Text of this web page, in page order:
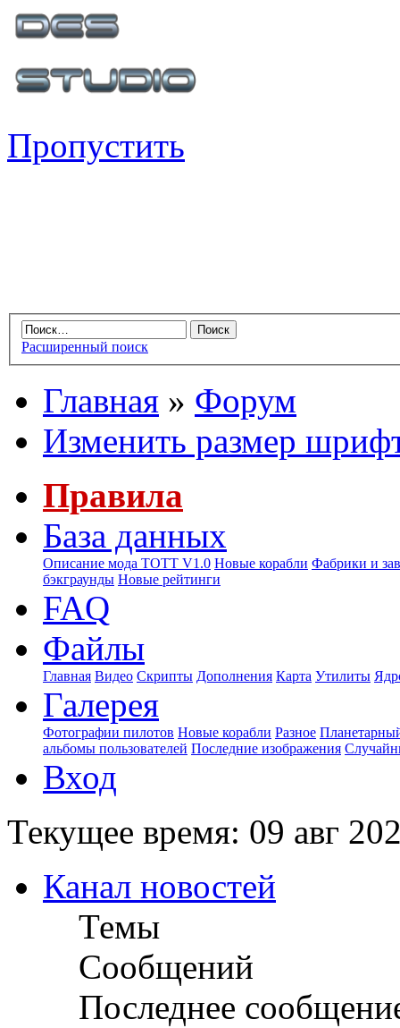
Пропустить
Расширенный поиск
Главная » Форум
Изменить размер
Правила
База данных
Описание мода ТОТТ V1.0 Новые корабли Фабрики и
бэкграунды Новые рейтинги
FAQ
Файлы
Главная Видео Скрипты Дополнения Карта Утилиты
Галерея
Фотографии пилотов Новые корабли Разное
альбомы пользователей Последние изображения
Вход
Текущее время: 09 авг
Канал новостей
Темы
Сообщений
Последнее